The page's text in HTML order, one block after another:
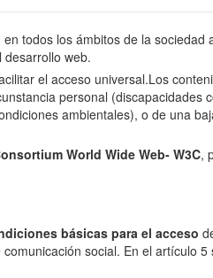
todos los ámbitos de la sociedad
web.
el acceso universal.Los
personal (discapacidades
ambientales), o de una
World Wide Web- W3C,
básicas para el acceso
social. En el artículo